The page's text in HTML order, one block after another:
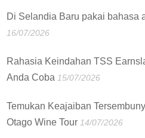
Di Selandia Baru pakai bahasa
16/07/2026
Rahasia Keindahan TSS
Anda Coba 15/07/2026
Temukan Keajaiban
Otago Wine Tour 14/07/2026